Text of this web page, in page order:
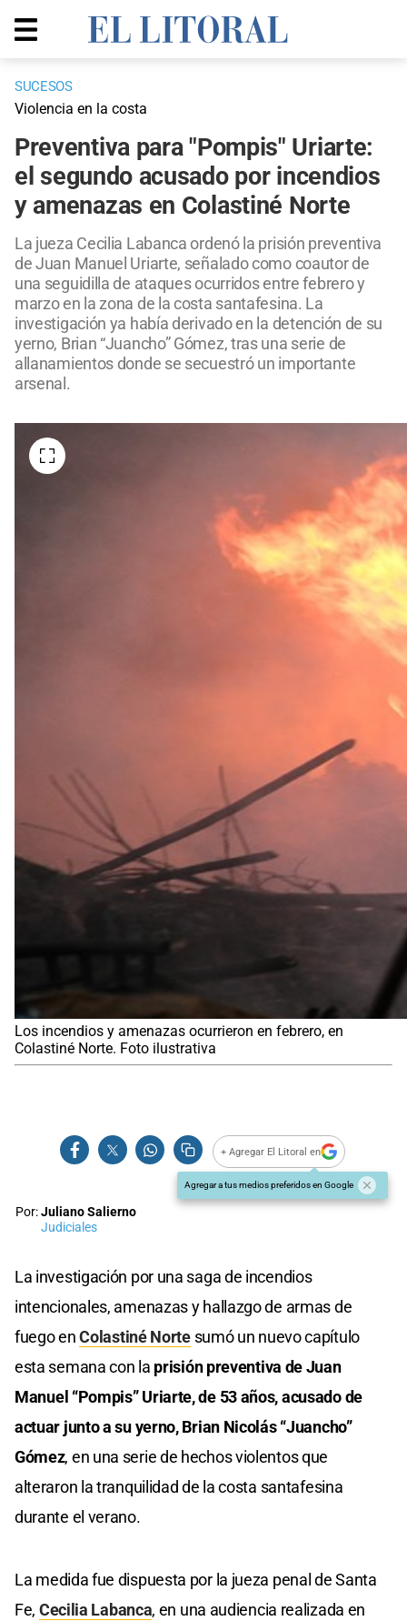
SUCESOS
Violencia en la costa
Preventiva para "Pompis" Uriarte:
el segundo acusado por incendios
y amenazas en Colastiné Norte
La jueza Cecilia Labanca ordenó la prisión preventiva
de Juan Manuel Uriarte, señalado como coautor de
una seguidilla de ataques ocurridos entre febrero y
marzo en la zona de la costa santafesina. La
investigación ya había derivado en la detención de su
yerno, Brian “Juancho” Gómez, tras una serie de
allanamientos donde se secuestró un importante
arsenal.
Los incendios y amenazas ocurrieron en febrero, en
Colastiné Norte. Foto ilustrativa
+ Agregar El Litoral en
Agregar a tus medios preferidos en Google
Por:Juliano Salierno
Judiciales
La investigación por una saga de incendios
intencionales, amenazas y hallazgo de armas de
fuego enColastiné Nortesumó un nuevo capítulo
esta semana con la prisión preventiva de Juan
Manuel “Pompis” Uriarte, de 53 años, acusado de
actuar junto a su yerno, Brian Nicolás “Juancho”
Gómez, en una serie de hechos violentos que
alteraron la tranquilidad de la costa santafesina
durante el verano.
La medida fue dispuesta por la jueza penal de Santa
Fe, Cecilia Labanca, en una audiencia realizada en